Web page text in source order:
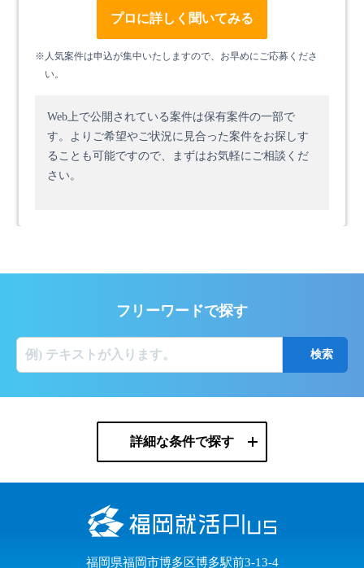
プロに詳しく聞いてみる
※人気案件は申込が集中いたしますので、お早めにご応募くださ
い。
Web上で公開されている案件は保有案件の一部で
す。 よりご希望やご状況に見合った案件をお探しす
ることも可能ですので、まずはお気軽にご相談くだ
さい。
フリーワードで探す
詳細な条件で探す
福岡県福岡市博多区博多駅前3-13-4